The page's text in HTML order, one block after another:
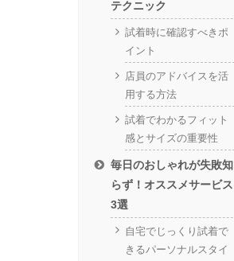
テクニック
試着時に確認すべきポ
イント
店員のアドバイスを活
用する方法
試着でわかるフィット
感とサイズの重要性
毎日のおしゃれが失敗知
らず！オススメサービス
3選
自宅でじっくり試着で
きるパーソナルスタイ